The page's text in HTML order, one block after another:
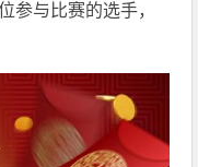
参与比赛的选手，